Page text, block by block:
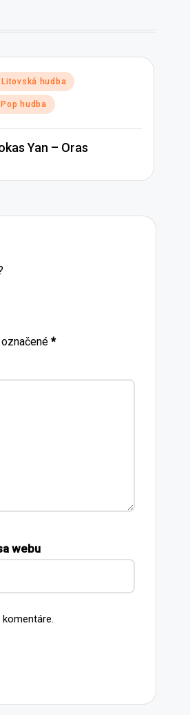
Litovská hudba
Pop hudba
Yan – Oras
*
webu